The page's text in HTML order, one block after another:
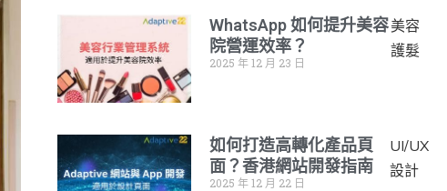
WhatsApp 如何提升美容
院營運效率？
2025 年 12 月 23 日
美容
護髮
如何打造高轉化產品頁
面？香港網站開發指南
2025 年 12 月 22 日
UI/UX
設計